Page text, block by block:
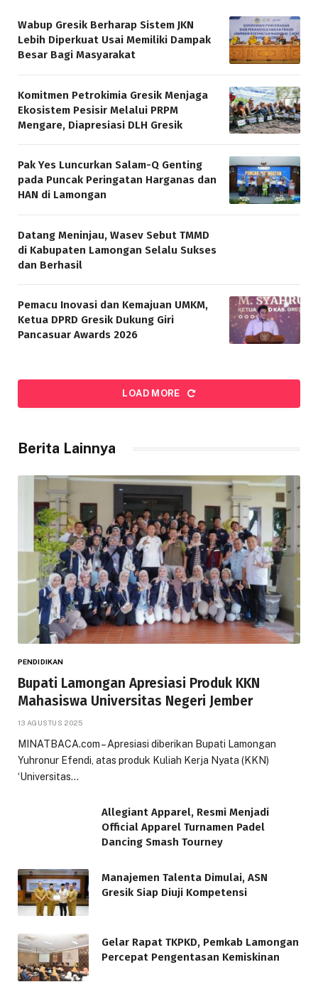
Wabup Gresik Berharap Sistem JKN
Lebih Diperkuat Usai Memiliki Dampak
Besar Bagi Masyarakat
Komitmen Petrokimia Gresik Menjaga
Ekosistem Pesisir Melalui PRPM
Mengare, Diapresiasi DLH Gresik
Pak Yes Luncurkan Salam-Q Genting
pada Puncak Peringatan Harganas dan
HAN di Lamongan
Datang Meninjau, Wasev Sebut TMMD
di Kabupaten Lamongan Selalu Sukses
dan Berhasil
Pemacu Inovasi dan Kemajuan UMKM,
Ketua DPRD Gresik Dukung Giri
Pancasuar Awards 2026
LOAD MORE
Berita Lainnya
PENDIDIKAN
Bupati Lamongan Apresiasi Produk KKN
Mahasiswa Universitas Negeri Jember
13 AGUSTUS 2025
MINATBACA.com – Apresiasi diberikan Bupati Lamongan
Yuhronur Efendi, atas produk Kuliah Kerja Nyata (KKN)
‘Universitas…
Allegiant Apparel, Resmi Menjadi
Official Apparel Turnamen Padel
Dancing Smash Tourney
Manajemen Talenta Dimulai, ASN
Gresik Siap Diuji Kompetensi
Gelar Rapat TKPKD, Pemkab Lamongan
Percepat Pengentasan Kemiskinan